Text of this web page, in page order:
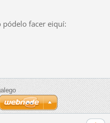
pódelo facer eiquí: